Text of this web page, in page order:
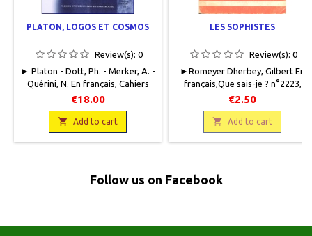
PLATON, LOGOS ET COSMOS
Review(s): 0
► Platon - Dott, Ph. - Merker, A. -
Quérini, N. En français, Cahiers
philosophiques de Strasbourg,
45 (2019/1),Presses
Universitaires de Strasbourg,
2019, 14,5 x 20,5, 238 pages,
broché. Neuf 9791034400478
€18.00
 Add to cart
LES SOPHISTES
Review(s): 0
►Romeyer Dherbey, Gilbert En
français,Que sais-je ? n°2223,
Presses Universitaires de France,
1993, 11,5 x 17,5 128 pages
broché, occasion . Correct.
Couverture usagée, couleur
passée. Papier intérieur jauni.
€2.50
 Add to cart
Follow us on Facebook